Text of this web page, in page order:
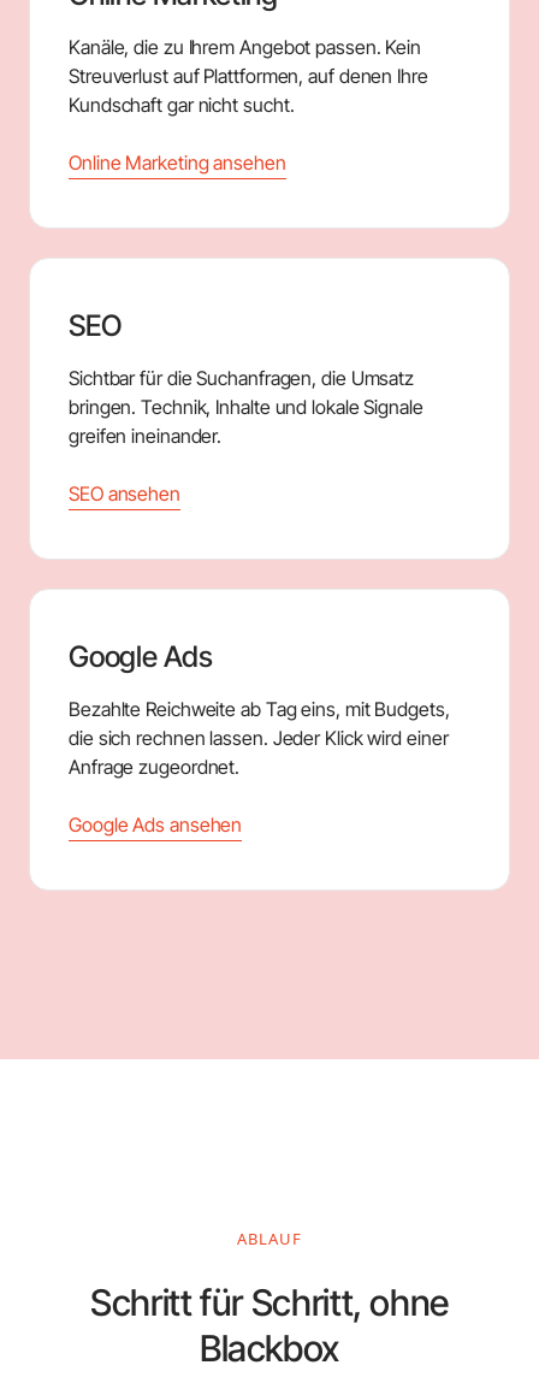
Kanäle, die zu Ihrem Angebot passen. Kein
Streuverlust auf Plattformen, auf denen Ihre
Kundschaft gar nicht sucht.
Online Marketing ansehen
SEO
Sichtbar für die Suchanfragen, die Umsatz
bringen. Technik, Inhalte und lokale Signale
greifen ineinander.
SEO ansehen
Google Ads
Bezahlte Reichweite ab Tag eins, mit Budgets,
die sich rechnen lassen. Jeder Klick wird einer
Anfrage zugeordnet.
Google Ads ansehen
ABLAUF
Schritt für Schritt, ohne
Blackbox